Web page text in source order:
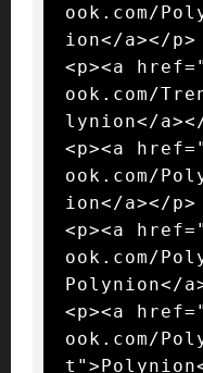
ook.com/
ion</a></p>
<p><a
ook.com/
lynion</
<p><a
ook.com/
ion</a></p>
<p><a
ook.com/
Polynion</
<p><a
ook.com/